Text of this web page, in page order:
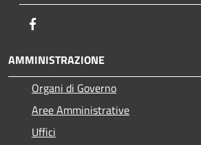
AMMINISTRAZIONE
Organi di Governo
Aree Amministrative
Uffici